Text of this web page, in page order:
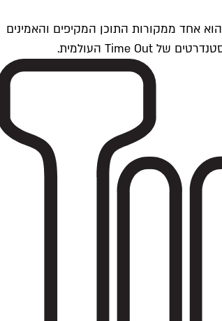
Time Outתל אביב הוא חלק מרשת Time Out Global — רשת מדיה בינלאומית הפועלת ב-360 ערים מרכזיות וב-60 מדינות ברחבי העולם. Time Out הוא אחד ממקורות התוכן המקיפים והאמינים